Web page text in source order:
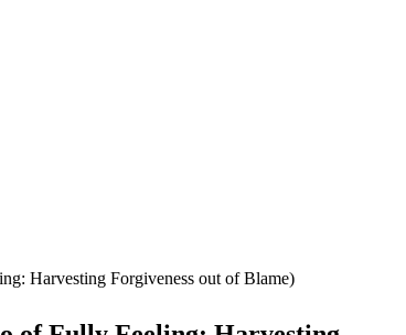
Harvesting Forgiveness out of Blame)